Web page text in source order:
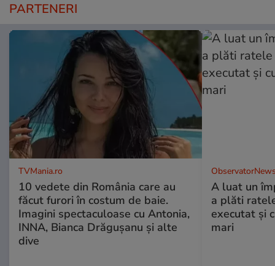
PARTENERI
TVMania.ro
10 vedete din România care au
făcut furori în costum de baie.
Imagini spectaculoase cu Antonia,
INNA, Bianca Drăgușanu și alte
dive
A luat un
a plăti
executat şi
mari